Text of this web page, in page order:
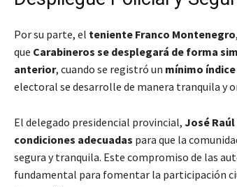
Por su parte, el teniente Franco Montenegro
que Carabineros se desplegará de forma
anterior, cuando se registró un mínimo
electoral se desarrolle de manera tranquila y
El delegado presidencial provincial, José
condiciones adecuadas para que la
segura y tranquila. Este compromiso de las
fundamental para fomentar la participación